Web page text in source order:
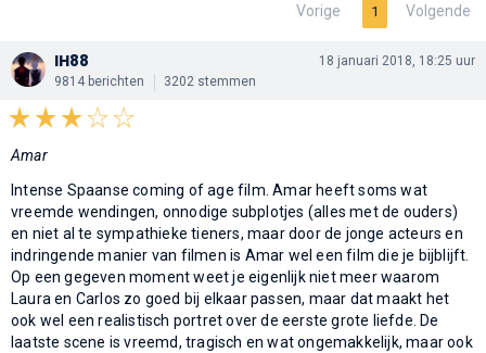
Vorige 1 Volgende
IH88
9814 berichten 3202 stemmen
18 januari 2018, 18:25 uur
Amar
Intense Spaanse coming of age film. Amar heeft soms wat
vreemde wendingen, onnodige subplotjes (alles met de ouders)
en niet al te sympathieke tieners, maar door de jonge acteurs en
indringende manier van filmen is Amar wel een film die je bijblijft.
Op een gegeven moment weet je eigenlijk niet meer waarom
Laura en Carlos zo goed bij elkaar passen, maar dat maakt het
ook wel een realistisch portret over de eerste grote liefde. De
laatste scene is vreemd, tragisch en wat ongemakkelijk, maar ook